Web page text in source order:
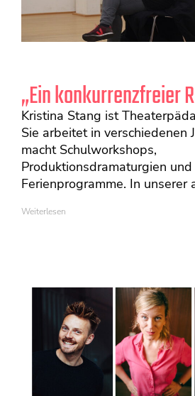
„Ein konkurrenzfreier
Kristina Stang ist
Sie arbeitet in verschiedenen
macht Schulworkshops,
Produktionsdramaturgien und
Ferienprogramme. In unserer
Weiterlesen